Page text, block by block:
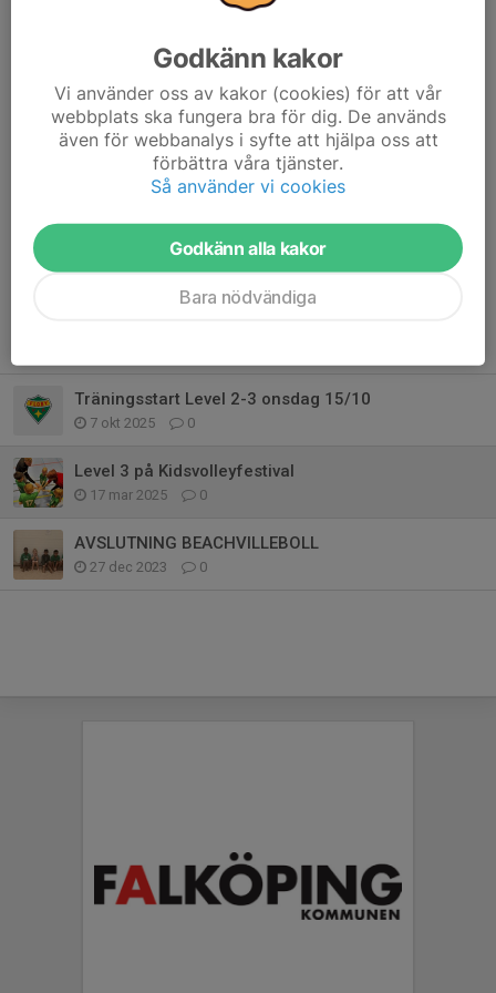
Vi är taggat på fler turneringar framöver!
Tack Habo för en bra anordnad turnering
Dela nyhet
Kommentarer
Träningsstart Level 2-3 onsdag 15/10
7 okt 2025 0
Level 3 på Kidsvolleyfestival
17 mar 2025 0
AVSLUTNING BEACHVILLEBOLL
27 dec 2023 0
Godkänn kakor
Vi använder oss av kakor (cookies) för att vår
webbplats ska fungera bra för dig. De används
även för webbanalys i syfte att hjälpa oss att
förbättra våra tjänster.
Så använder vi cookies
Godkänn alla kakor
Bara nödvändiga